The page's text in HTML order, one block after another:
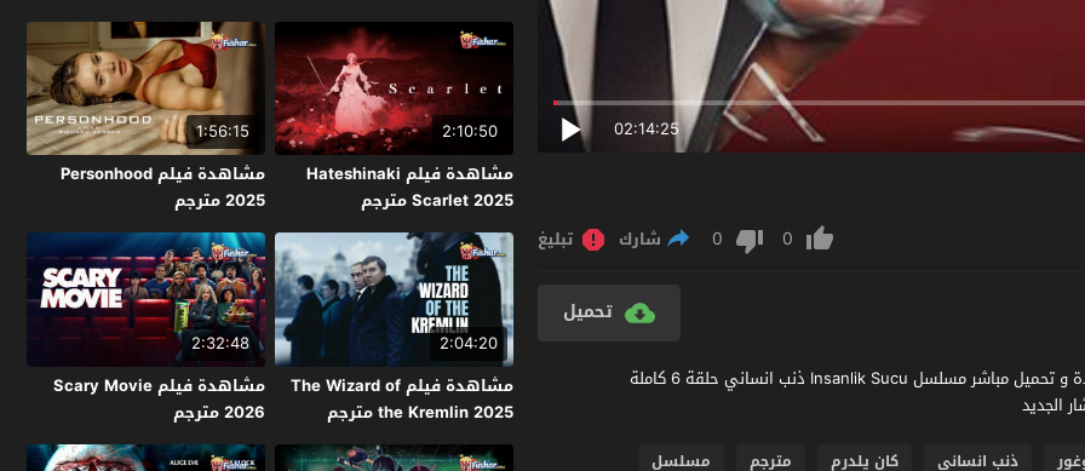
02:14:25
0
0 شارك تبليغ
تحميل
مشاهدة مسلسل ذنب انساني الحلقة 6 مترجم عربي اون لاين مشاهدة و تحميل مباشر مسلسل Insanlik Sucu ذنب انساني حلقة 6 كاملة
ذنب انساني كان يلدرم مترجم
مسلسل
2:10:50
مشاهدة فيلم Hateshinaki
Scarlet 2025 مترجم
1:56:15
مشاهدة فيلم Personhood
2025 مترجم
2:04:20
مشاهدة فيلم The Wizard of
the Kremlin 2025 مترجم
2:32:48
مشاهدة فيلم Scary Movie
2026 مترجم